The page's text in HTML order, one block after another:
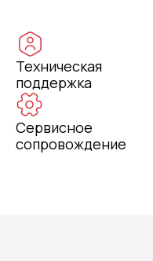
Техническая
поддержка
Сервисное
сопровождение